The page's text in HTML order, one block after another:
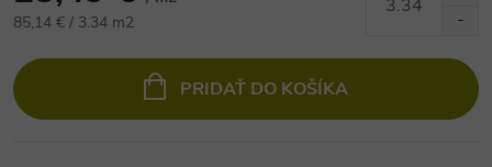
Jednotková
85,14 € / 3.34 m2
PRIDAŤ DO KOŠÍKA